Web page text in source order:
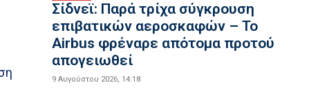
Σίδνεϊ: Παρά τρίχα σύγκρουση
επιβατικών αεροσκαφών – Το
Airbus φρέναρε απότομα προτού
απογειωθεί
9 Αυγούστου 2026, 14:18